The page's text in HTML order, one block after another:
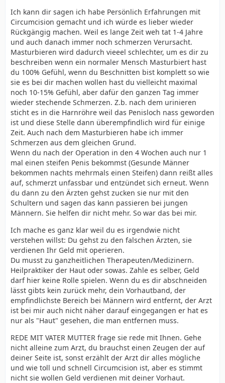
Ich kann dir sagen ich habe Persönlich Erfahrungen mit
Circumcision gemacht und ich würde es lieber wieder
Rückgängig machen. Weil es lange Zeit weh tat 1-4 Jahre
und auch danach immer noch schmerzen Verursacht.
Masturbieren wird dadurch vieeel schlechter, um es dir zu
beschreiben wenn ein normaler Mensch Masturbiert hast
du 100% Gefühl, wenn du Beschnitten bist komplett so wie
sie es bei dir machen wollen hast du vielleicht maximal
noch 10-15% Gefühl, aber dafür den ganzen Tag immer
wieder stechende Schmerzen. Z.b. nach dem urinieren
sticht es in die Harnröhre weil das Penisloch nass geworden
ist und diese Stelle dann überempfindlich wird für einige
Zeit. Auch nach dem Masturbieren habe ich immer
Schmerzen aus dem gleichen Grund.
Wenn du nach der Operation in den 4 Wochen auch nur 1
mal einen steifen Penis bekommst (Gesunde Männer
bekommen nachts mehrmals einen Steifen) dann reißt alles
auf, schmerzt unfassbar und entzündet sich erneut. Wenn
du dann zu den Ärzten gehst zucken sie nur mit den
Schultern und sagen das kann passieren bei jungen
Männern. Sie helfen dir nicht mehr. So war das bei mir.
Ich mache es ganz klar weil du es irgendwie nicht
verstehen willst: Du gehst zu den falschen Ärzten, sie
verdienen Ihr Geld mit operieren.
Du musst zu ganzheitlichen Therapeuten/Medizinern.
Heilpraktiker der Haut oder sowas. Zahle es selber, Geld
darf hier keine Rolle spielen. Wenn du es dir abschneiden
lässt gibts kein zurück mehr, dein Vorhautband, der
empfindlichste Bereich bei Männern wird entfernt, der Arzt
ist bei mir auch nicht näher darauf eingegangen er hat es
nur als "Haut" gesehen, die man entfernen muss.
REDE MIT VATER MUTTER frage sie rede mit Ihnen. Gehe
nicht alleine zum Arzt, du brauchst einen Zeugen der auf
deiner Seite ist, sonst erzählt der Arzt dir alles mögliche
und wie toll und schnell Circumcision ist, aber es stimmt
nicht sie wollen Geld verdienen mit deiner Vorhaut.